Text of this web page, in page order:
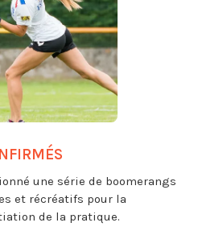
une série de boomerangs
et récréatifs pour la
de la pratique.